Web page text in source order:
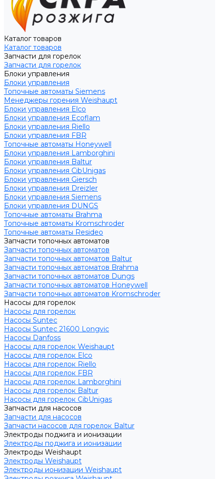
Каталог товаров
Каталог товаров
Запчасти для горелок
Запчасти для горелок
Блоки управления
Блоки управления
Топочные автоматы Siemens
Менеджеры горения Weishaupt
Блоки управления Elco
Блоки управления Ecoflam
Блоки управления Riello
Блоки управления FBR
Топочные автоматы Honeywell
Блоки управления Lamborghini
Блоки управления Baltur
Блоки управления CibUnigas
Блоки управления Giersch
Блоки управления Dreizler
Блоки управления Siemens
Блоки управления DUNGS
Топочные автоматы Brahma
Топочные автоматы Kromschroder
Топочные автоматы Resideo
Запчасти топочных автоматов
Запчасти топочных автоматов
Запчасти топочных автоматов Baltur
Запчасти топочных автоматов Brahma
Запчасти топочных автоматов Dungs
Запчасти топочных автоматов Honeywell
Запчасти топочных автоматов Kromschroder
Насосы для горелок
Насосы для горелок
Насосы Suntec
Насосы Suntec 21600 Longvic
Насосы Danfoss
Насосы для горелок Weishaupt
Насосы для горелок Elco
Насосы для горелок Riello
Насосы для горелок FBR
Насосы для горелок Lamborghini
Насосы для горелок Baltur
Насосы для горелок CibUnigas
Запчасти для насосов
Запчасти для насосов
Запчасти насосов для горелок Baltur
Электроды поджига и ионизации
Электроды поджига и ионизации
Электроды Weishaupt
Электроды Weishaupt
Электроды ионизации Weishaupt